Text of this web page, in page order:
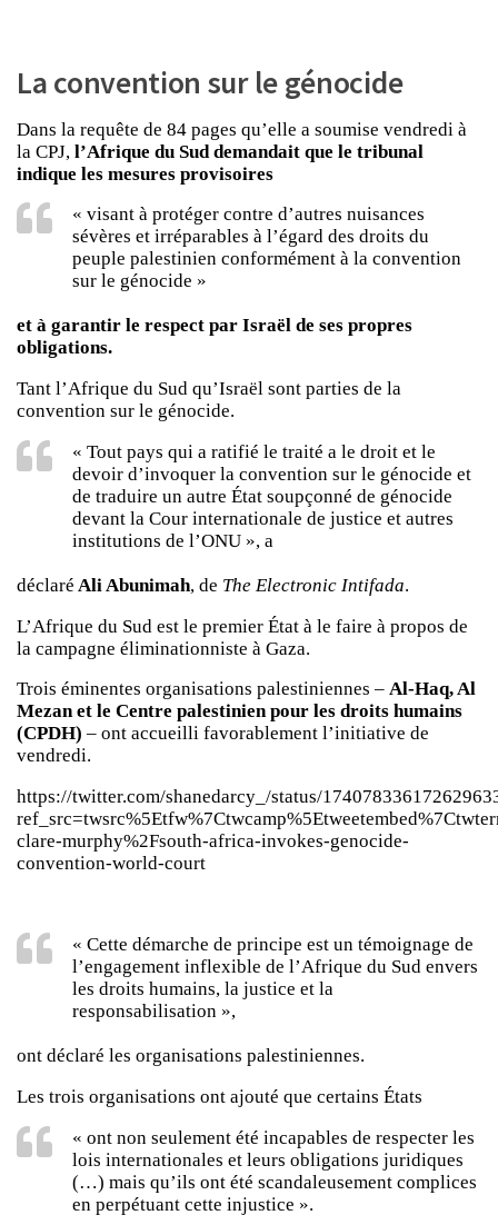
La convention sur le génocide
Dans la requête de 84 pages qu’elle a soumise vendredi à
la CPJ, l’Afrique du Sud demandait que le tribunal
indique les mesures provisoires
« visant à protéger contre d’autres nuisances
sévères et irréparables à l’égard des droits du
peuple palestinien conformément à la convention
sur le génocide »
et à garantir le respect par Israël de ses propres
obligations.
Tant l’Afrique du Sud qu’Israël sont parties de la
convention sur le génocide.
« Tout pays qui a ratifié le traité a le droit et le
devoir d’invoquer la convention sur le génocide et
de traduire un autre État soupçonné de génocide
devant la Cour internationale de justice et autres
institutions de l’ONU », a
déclaré Ali Abunimah, de The Electronic Intifada.
L’Afrique du Sud est le premier État à le faire à propos de
la campagne éliminationniste à Gaza.
Trois éminentes organisations palestiniennes – Al-Haq, Al
Mezan et le Centre palestinien pour les droits humains
(CPDH) – ont accueilli favorablement l’initiative de
vendredi.
https://twitter.com/shanedarcy_/status/
clare-murphy%2Fsouth-africa-invokes-genocide-
convention-world-court
« Cette démarche de principe est un témoignage de
l’engagement inflexible de l’Afrique du Sud envers
les droits humains, la justice et la
responsabilisation »,
ont déclaré les organisations palestiniennes.
Les trois organisations ont ajouté que certains États
« ont non seulement été incapables de respecter les
lois internationales et leurs obligations juridiques
(…) mais qu’ils ont été scandaleusement complices
en perpétuant cette injustice ».